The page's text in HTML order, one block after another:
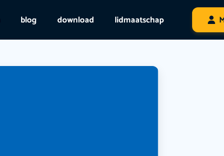
blog download lidmaatschap